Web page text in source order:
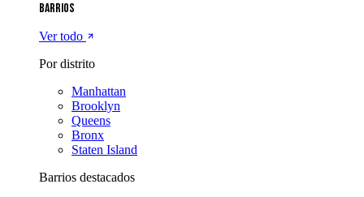
Barrios
Ver todo
Por distrito
Manhattan
Brooklyn
Queens
Bronx
Staten Island
Barrios destacados